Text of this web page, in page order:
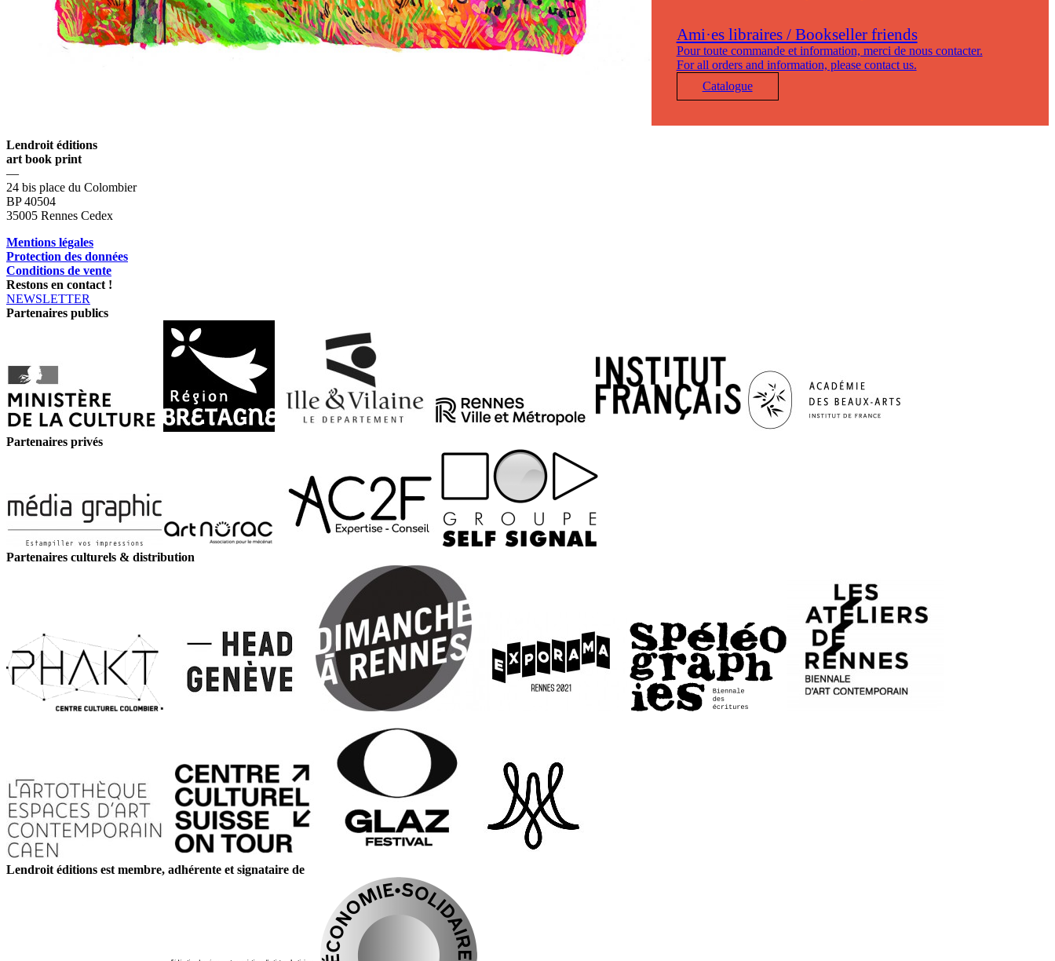
Ami·es libraires / Bookseller friends
Pour toute commande et information, merci de nous contacter.
For all orders and information, please contact us.
Catalogue
Lendroit éditions
art book print
—
24 bis place du Colombier
BP 40504
35005 Rennes Cedex
Mentions légales
Protection des données
Conditions de vente
Restons en contact !
NEWSLETTER
Partenaires publics
Partenaires privés
Partenaires culturels & distribution
Lendroit éditions est membre, adhérente et signataire de